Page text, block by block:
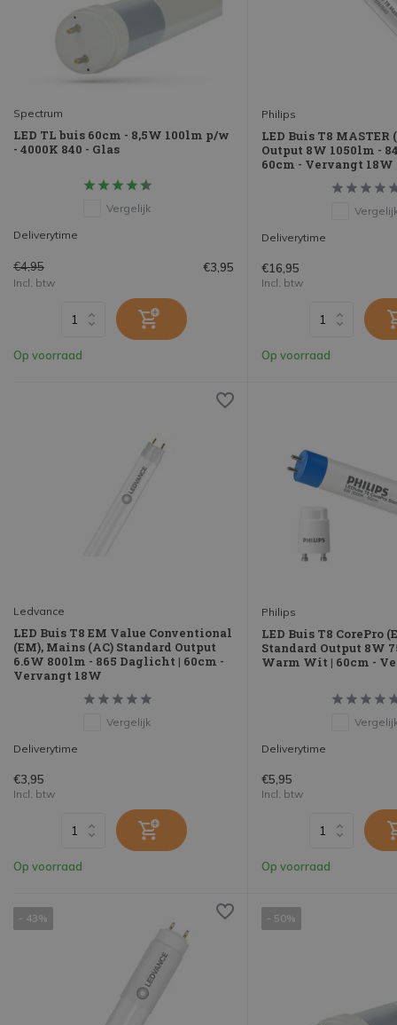
Spectrum
LED TL buis 60cm - 8,5W 100lm p/w
- 4000K 840 - Glas
Vergelijk
Deliverytime
€4,95 €3,95
Incl. btw
Op voorraad
Philips
LED Buis T8 MASTER
Output 8W 1050lm -
60cm - Vervangt 18W
Deliverytime
€16,95
Incl. btw
Op voorraad
Ledvance
LED Buis T8 EM Value Conventional
(EM), Mains (AC) Standard Output
6.6W 800lm - 865 Daglicht | 60cm -
Vervangt 18W
Vergelijk
Deliverytime
€3,95
Incl. btw
Op voorraad
Philips
LED Buis T8 CorePro
Standard Output 8W
Warm Wit | 60cm -
Deliverytime
€5,95
Incl. btw
Op voorraad
- 43% - 50%